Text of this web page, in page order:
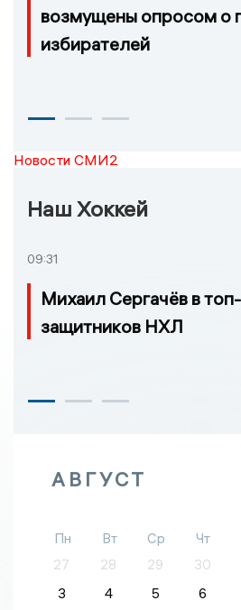
возмущены опросом о
избирателей
Новости СМИ2
Наш Хоккей
09:31
Михаил Сергачёв в
защитников НХЛ
АВГУСТ
Пн Вт Ср Чт
27
28 29 30
3
4 5 6